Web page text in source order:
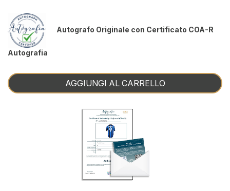
Autografo Originale con Certificato COA-R
Autografia
AGGIUNGI AL CARRELLO